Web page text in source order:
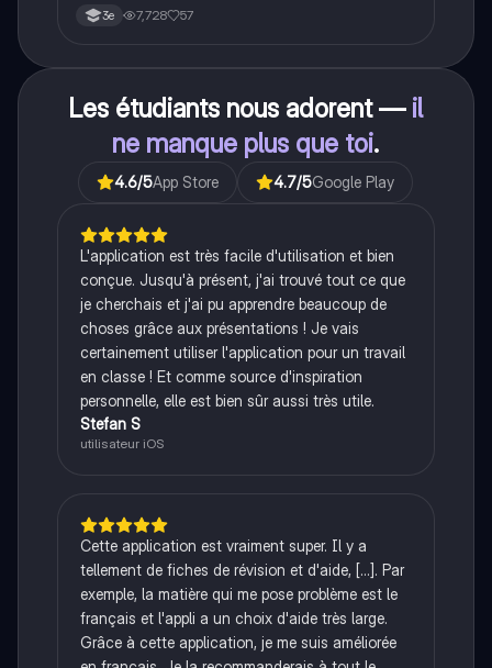
3e 7,728 57
Les étudiants nous adorent — il
ne manque plus que toi.
4.6/5App Store 4.7/5Google Play
L'application est très facile d'utilisation et bien
conçue. Jusqu'à présent, j'ai trouvé tout ce que
je cherchais et j'ai pu apprendre beaucoup de
choses grâce aux présentations ! Je vais
certainement utiliser l'application pour un travail
en classe ! Et comme source d'inspiration
personnelle, elle est bien sûr aussi très utile.
Stefan S
utilisateur iOS
Cette application est vraiment super. Il y a
tellement de fiches de révision et d'aide, [...]. Par
exemple, la matière qui me pose problème est le
français et l'appli a un choix d'aide très large.
Grâce à cette application, je me suis améliorée